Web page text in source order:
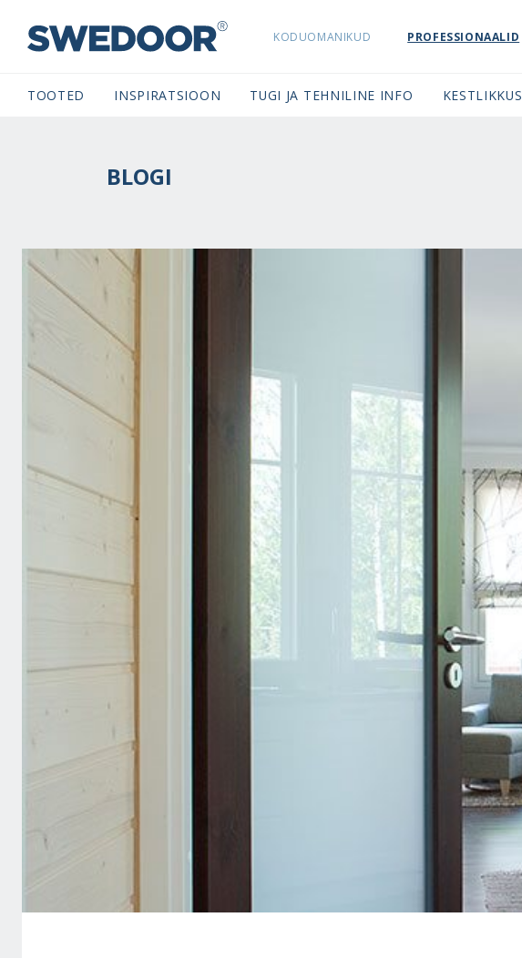
SWEDOORESTONIA NAVIGATION
KODUOMANIKUD PROFESSIONAALID
TOOTED INSPIRATSIOON TUGI JA TEHNILINE INFO KESTLIKKUS
BLOGI